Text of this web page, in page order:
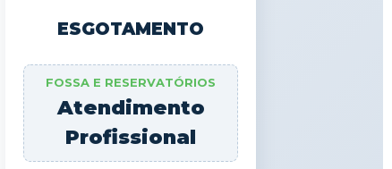
ESGOTAMENTO
FOSSA E RESERVATÓRIOS
Atendimento
Profissional